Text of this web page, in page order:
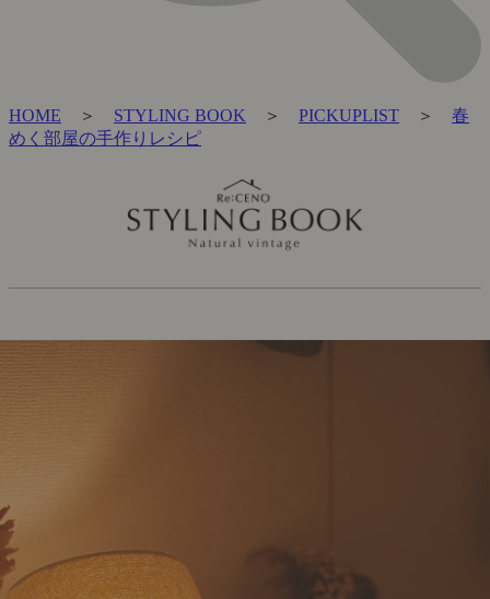
HOME ＞ STYLING BOOK ＞ PICKUPLIST ＞ 春
めく部屋の手作りレシピ